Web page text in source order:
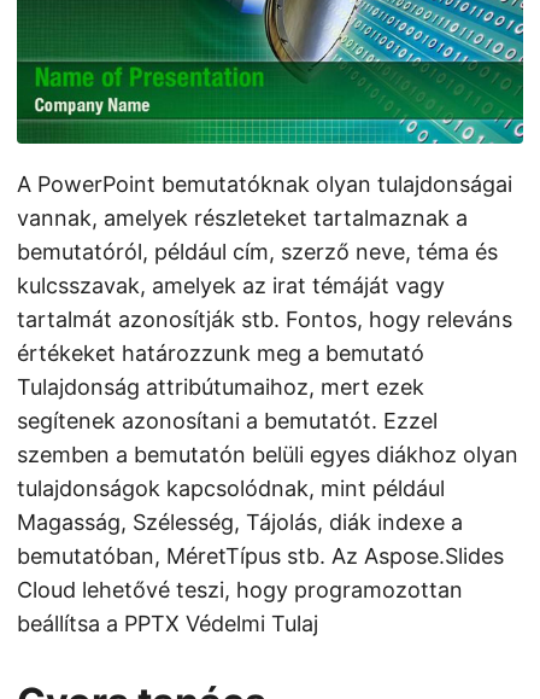
A PowerPoint bemutatóknak olyan tulajdonságai
vannak, amelyek részleteket tartalmaznak a
bemutatóról, például cím, szerző neve, téma és
kulcsszavak, amelyek az irat témáját vagy
tartalmát azonosítják stb. Fontos, hogy releváns
értékeket határozzunk meg a bemutató
Tulajdonság attribútumaihoz, mert ezek
segítenek azonosítani a bemutatót. Ezzel
szemben a bemutatón belüli egyes diákhoz olyan
tulajdonságok kapcsolódnak, mint például
Magasság, Szélesség, Tájolás, diák indexe a
bemutatóban, MéretTípus stb. Az Aspose.Slides
Cloud lehetővé teszi, hogy programozottan
beállítsa a PPTX Védelmi Tulaj